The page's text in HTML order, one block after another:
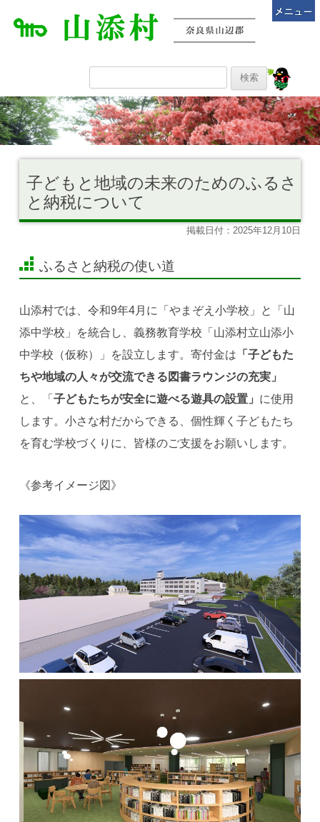
子どもと地域の未来のためのふるさ
と納税について
掲載日付：2025年12月10日
ふるさと納税の使い道
山添村では、令和9年4月に「やまぞえ小学校」と「山
添中学校」を統合し、義務教育学校「山添村立山添小
中学校（仮称）」を設立します。寄付金は 「子どもた
ちや地域の人々が交流できる図書ラウンジの充実」
と、「子どもたちが安全に遊べる遊具の設置」 に使用
します。小さな村だからできる、個性輝く子どもたち
を育む学校づくりに、皆様のご支援をお願いします。
《参考イメージ図》